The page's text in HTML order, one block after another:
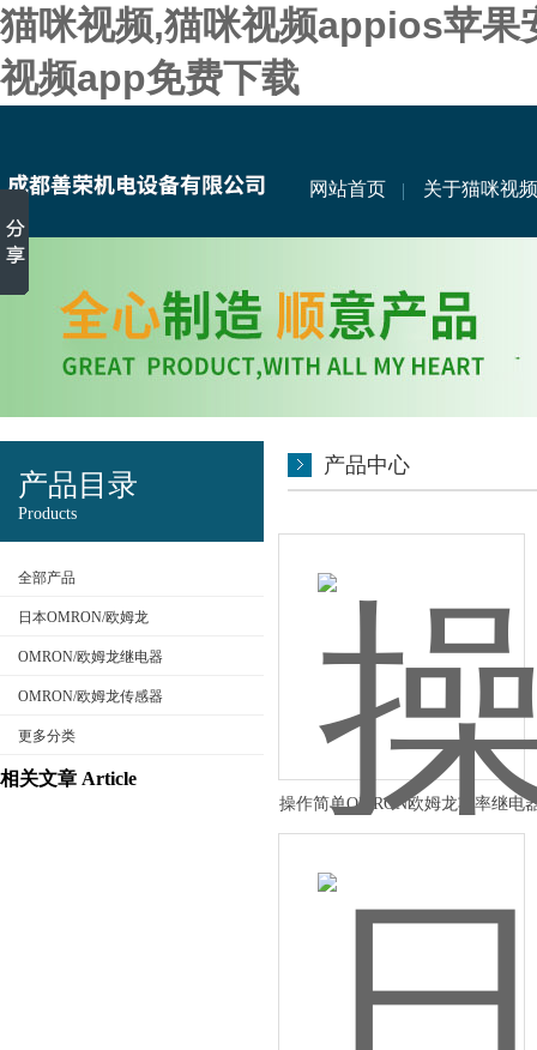
猫咪视频,猫咪视频appios苹果
视频app免费下载
网站首页 关于猫咪视频
产品目录
Products
全部产品
日本OMRON/欧姆龙
OMRON/欧姆龙继电器
OMRON/欧姆龙传感器
更多分类
相关文章 Article
产品中心
操作简单OMRON欧姆龙功率继电